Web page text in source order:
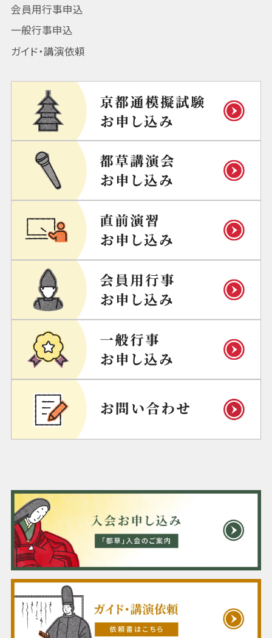
会員用行事申込
一般行事申込
ガイド・講演依頼